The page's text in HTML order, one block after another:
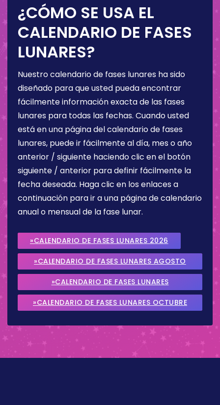
¿CÓMO SE USA EL
CALENDARIO DE FASES
LUNARES?
Nuestro calendario de fases lunares ha sido
diseñado para que usted pueda encontrar
fácilmente información exacta de las fases
lunares para todas las fechas. Cuando usted
está en una página del calendario de fases
lunares, puede ir fácilmente al día, mes o año
anterior / siguiente haciendo clic en el botón
siguiente / anterior para definir fácilmente la
fecha deseada. Haga clic en los enlaces a
continuación para ir a una página de calendario
anual o mensual de la fase lunar.
»CALENDARIO DE FASES LUNARES 2026
»CALENDARIO DE FASES LUNARES AGOSTO
2026
»CALENDARIO DE FASES LUNARES
SEPTIEMBRE 2026
»CALENDARIO DE FASES LUNARES OCTUBRE